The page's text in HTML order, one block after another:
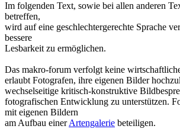
Im folgenden Text, sowie bei allen anderen
betreffen,
wird auf eine geschlechtergerechte Sprache
bessere
Lesbarkeit zu ermöglichen.
Das makro-forum verfolgt keine
erlaubt Fotografen, ihre eigenen Bilder
wechselseitige kritisch-konstruktive
fotografischen Entwicklung zu unterstützen.
mit eigenen Bildern
am Aufbau einerArtengalerie beteiligen.